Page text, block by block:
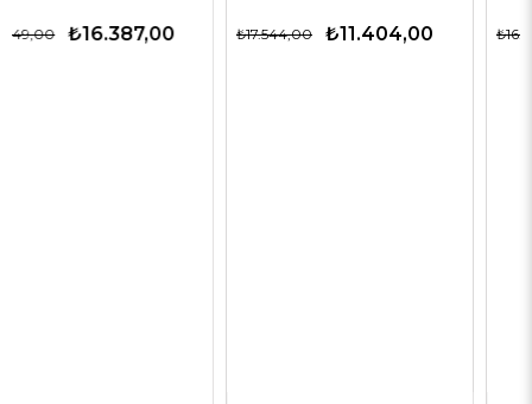
₺11.404,00
₺17.544,00 ₺12.146,00
₺16.195,00